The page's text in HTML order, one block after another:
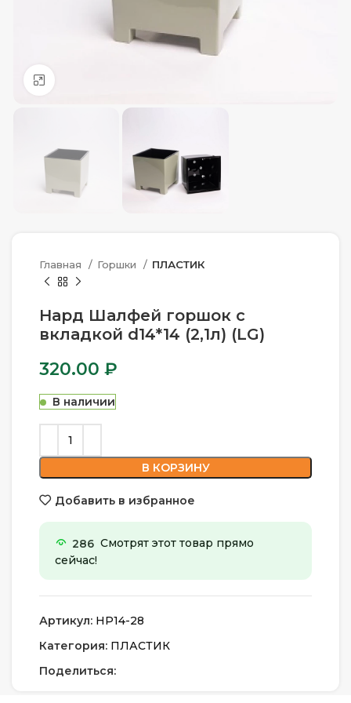
Главная Горшки ПЛАСТИК
Нард Шалфей горшок с
вкладкой d14*14 (2,1л) (LG)
320.00 ₽
В наличии
В КОРЗИНУ
Добавить в избранное
286 Смотрят этот товар прямо
сейчас!
Артикул: НР14-28
Категория: ПЛАСТИК
Поделиться: